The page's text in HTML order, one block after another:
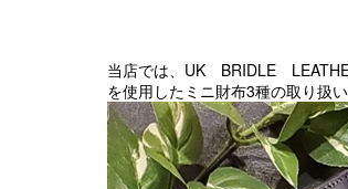
当店では、UK BRIDLE
を使用したミニ財布3種の取り扱い